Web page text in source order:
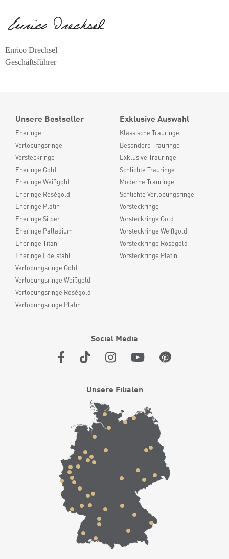
Enrico Drechsel
Geschäftsführer
Unsere Bestseller
Eheringe
Verlobungsringe
Vorsteckringe
Eheringe Gold
Eheringe Weißgold
Eheringe Roségold
Eheringe Platin
Eheringe Silber
Eheringe Palladium
Eheringe Titan
Eheringe Edelstahl
Verlobungsringe Gold
Verlobungsringe Weißgold
Verlobungsringe Roségold
Verlobungsringe Platin
Exklusive Auswahl
Klassische Trauringe
Besondere Trauringe
Exklusive Trauringe
Schlichte Trauringe
Moderne Trauringe
Schlichte Verlobungsringe
Vorsteckringe
Vorsteckringe Gold
Vorsteckringe Weißgold
Vorsteckringe Roségold
Vorsteckringe Platin
Social Media
Unsere Filialen